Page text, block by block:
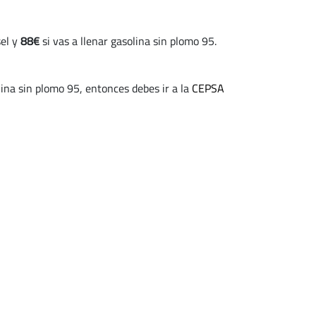
y88€si vas a llenar gasolina sin plomo 95.
sin plomo 95, entonces debes ir a la CEPSA